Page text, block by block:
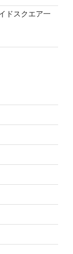
ドスクエア一